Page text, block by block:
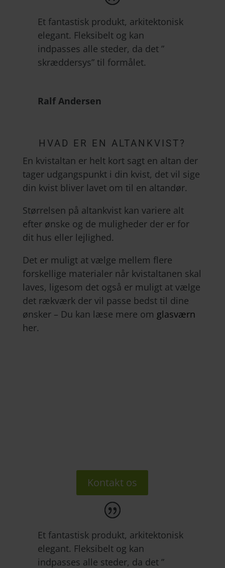
Et fantastisk produkt, arkitektonisk
elegant. Fleksibelt og kan
indpasses alle steder, da det ”
skræddersys” til formålet.
Ralf Andersen
HVAD ER EN ALTANKVIST?
En kvistaltan er helt kort sagt en altan der
tager udgangspunkt i din kvist, det vil sige
din kvist bliver lavet om til en altandør.
Størrelsen på altankvist kan variere alt
efter ønske og de muligheder der er for
dit hus eller lejlighed.
Det er muligt at vælge mellem flere
forskellige materialer når kvistaltanen skal
laves, ligesom det også er muligt at vælge
det rækværk der vil passe bedst til dine
ønsker – Du kan læse mere om glasværn
her.
Kontakt os
Et fantastisk produkt, arkitektonisk
elegant. Fleksibelt og kan
indpasses alle steder, da det ”